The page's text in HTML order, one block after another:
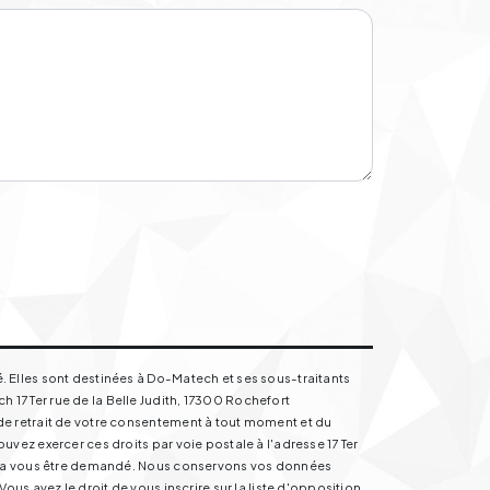
sont destinées à Do-Matech et ses sous-traitants
Ter rue de la Belle Judith, 17300 Rochefort
retrait de votre consentement à tout moment et du
exercer ces droits par voie postale à l'adresse 17 Ter
être demandé. Nous conservons vos données
avez le droit de vous inscrire sur la liste d'opposition